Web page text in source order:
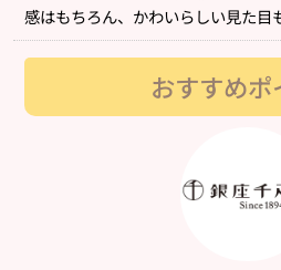
感はもちろん、かわいらしい見た目
おすすめポ